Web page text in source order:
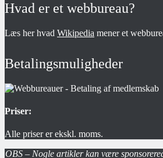
Hvad er et webbureau?
Læs her hvad Wikipedia mener et
Betalingsmuligheder
Priser:
Alle priser er ekskl. moms.
OBS – Nogle artikler kan være